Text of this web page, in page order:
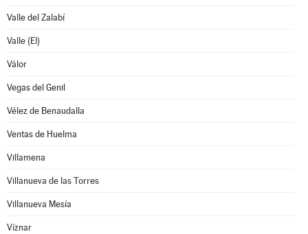
Valle del Zalabí
Valle (El)
Válor
Vegas del Genil
Vélez de Benaudalla
Ventas de Huelma
Villamena
Villanueva de las Torres
Villanueva Mesía
Víznar